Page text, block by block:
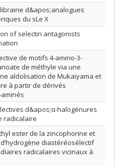
d&apos;analogues
du sLe X
of selectin antagonists
de motifs 4-amino-3-
de méthyle via une
aldolisation de Mukaiyama et
à partir de dérivés
d&apos;α-halogénures
radicalaire
ester de la zincophorine et
diastéréosélectif
radicalaires vicinaux à